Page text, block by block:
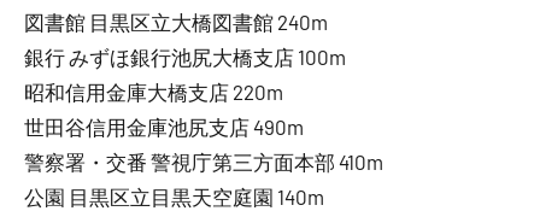
図書館 目黒区立大橋図書館 240m
銀行 みずほ銀行池尻大橋支店 100m
昭和信用金庫大橋支店 220m
世田谷信用金庫池尻支店 490m
警察署・交番 警視庁第三方面本部 410m
公園 目黒区立目黒天空庭園 140m